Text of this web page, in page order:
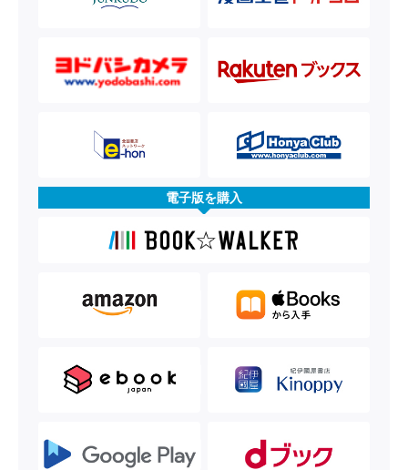
電子版を購入